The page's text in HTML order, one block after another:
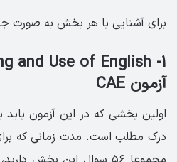
برای آشنایی با هر بخش به صورت
آزمون CAE
اولین بخشی که در این آزمون